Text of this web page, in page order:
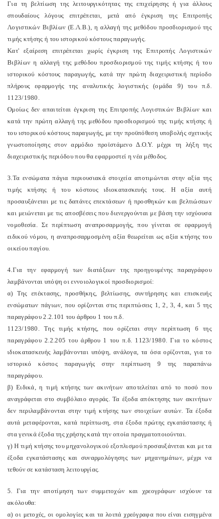
Για τη βελτίωση της λειτουργικότητας της επιχείρησης ή για άλλους
σπουδαίους λόγους επιτρέπεται, μετά από έγκριση της Επιτροπής
Λογιστικών Βιβλίων (Ε.Λ.Β.), η αλλαγή της μεθόδου προσδιορισμού της
τιμής κτήσης ή του ιστορικού κόστους παραγωγής.
Κατ' εξαίρεση επιτρέπεται χωρίς έγκριση της Επιτροπής Λογιστικών
Βιβλίων η αλλαγή της μεθόδου προσδιορισμού της τιμής κτήσης ή του
ιστορικού κόστους παραγωγής, κατά την πρώτη διαχειριστική περίοδο
πλήρους εφαρμογής της αναλυτικής λογιστικής (ομάδα 9) του π.δ.
1123/1980.
Ομοίως δεν απαιτείται έγκριση της Επιτροπής Λογιστικών Βιβλίων και
κατά την πρώτη αλλαγή της μεθόδου προσδιορισμού της τιμής κτήσης ή
του ιστορικού κόστους παραγωγής, με την προϋπόθεση υποβολής σχετικής
γνωστοποίησης στον αρμόδιο προϊστάμενο Δ.Ο.Υ. μέχρι τη λήξη της
διαχειριστικής περιόδου που θα εφαρμοστεί η νέα μέθοδος.
3.Τα ενσώματα πάγια περιουσιακά στοιχεία αποτιμώνται στην αξία της
τιμής κτήσης ή του κόστους ιδιοκατασκευής τους. Η αξία αυτή
προσαυξάνεται με τις δαπάνες επεκτάσεων ή προσθηκών και βελτιώσεων
και μειώνεται με τις αποσβέσεις που διενεργούνται με βάση την ισχύουσα
νομοθεσία. Σε περίπτωση αναπροσαρμογής, που γίνεται σε εφαρμογή
ειδικού νόμου, η αναπροσαρμοσμένη αξία θεωρείται ως αξία κτήσης του
οικείου παγίου.
4.Για την εφαρμογή των διατάξεων της προηγουμένης παραγράφου
λαμβάνονται υπόψη οι εννοιολογικοί προσδιορισμοί:
α) Της επέκτασης, προσθήκης, βελτίωσης, συντήρησης και επισκευής
ενσώματων πάγιων, που ορίζονται στις περιπτώσεις 1, 2, 3, 4, και 5 της
παραγράφου 2.2.101 του άρθρου 1 του π.δ.
1123/1980. Της τιμής κτήσης, που ορίζεται στην περίπτωση 6 της
παραγράφου 2.2.205 του άρθρου 1 του π.δ. 1123/1980. Για το κόστος
ιδιοκατασκευής λαμβάνονται υπόψη, ανάλογα, τα όσα ορίζονται, για το
ιστορικό κόστος παραγωγής στην περίπτωση 9 της παραπάνω
παραγράφου.
β) Ειδικά, η τιμή κτήσης των ακινήτων αποτελείται από το ποσό που
αναγράφεται στο συμβόλαιο αγοράς. Τα έξοδα απόκτησης των ακινήτων
δεν περιλαμβάνονται στην τιμή κτήσης των στοιχείων αυτών. Τα έξοδα
αυτά μεταφέρονται, κατά περίπτωση, στα έξοδα πρώτης εγκατάστασης ή
στα γενικά έξοδα της χρήσης κατά την οποία πραγματοποιούνται.
γ) Η τιμή κτήσης του μηχανολογικού εξοπλισμού προσαυξάνεται και με τα
έξοδα εγκατάστασης και συναρμολόγησης των μηχανημάτων, μέχρι να
τεθούν σε κατάσταση λειτουργίας.
5. Για την αποτίμηση των συμμετοχών και χρεογράφων ισχύουν τα
ακόλουθα:
α) οι μετοχές, οι ομολογίες και τα λοιπά χρεόγραφα που είναι εισηγμένα